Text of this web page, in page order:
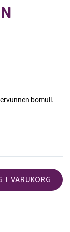
bomull.
I VARUKORG